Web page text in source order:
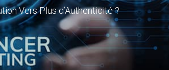
Vers Plus d’Authenticité ?